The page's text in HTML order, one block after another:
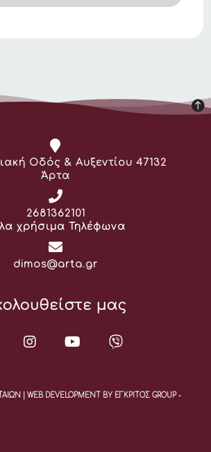
Οδός & Αυξεντίου 47132
Άρτα
Τηλέφωνο:
2681362101
χρήσιμα Τηλέφωνα
Email:
dimos@arta.gr
μας
| WEB DEVELOPMENT BY ΕΓΚΡΙΤΟΣ GROUP -